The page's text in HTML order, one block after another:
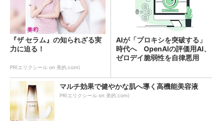
『ザ セラム』の知られざる実
力に迫る！
PR(エリクシール on 美的.com)
AIが「プロキシを突破する」
時代へ OpenAIの評価用AI、
ゼロデイ脆弱性を自律悪用
マルチ効果で健やかな肌へ導く高機能美容液
PR(エリクシール on 美的.com)